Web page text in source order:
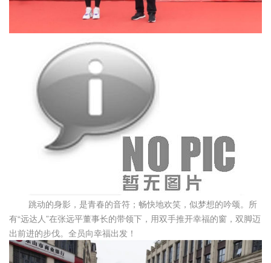
跳动的身影，是青春的音符；畅快地欢笑，似梦想的吟颂。所
有“远达人”在张远平董事长的带领下，用双手推开幸福的窗，双脚迈
出前进的步伐。全员向幸福出发！